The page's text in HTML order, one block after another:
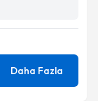
Daha Fazla